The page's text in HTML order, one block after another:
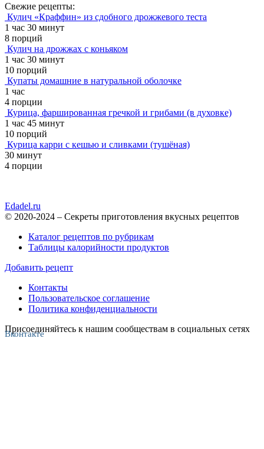
Свежие рецепты:
Кулич «Краффин» из сдобного дрожжевого теста
1 час 30 минут
8 порций
Кулич на дрожжах с коньяком
1 час 30 минут
10 порций
Купаты домашние в натуральной оболочке
1 час
4 порции
Курица, фаршированная гречкой и грибами (в духовке)
1 час 45 минут
10 порций
Курица карри с кешью и сливками (тушёная)
30 минут
4 порции
Edadel.ru
© 2020-2024 – Секреты приготовления вкусных рецептов
Каталог рецептов по рубрикам
Таблицы калорийности продуктов
Добавить рецепт
Контакты
Пользовательское соглашение
Политика конфиденциальности
Присоединяйтесь к нашим сообществам в социальных сетях
Вконтакте